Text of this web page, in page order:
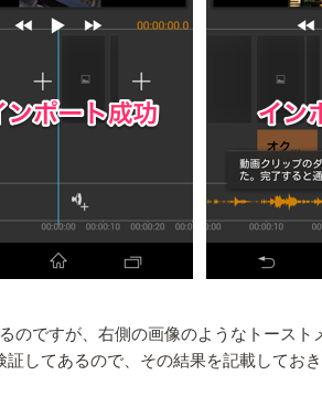
ですが、右側の画像のようなトース
してあるので、その結果を記載して